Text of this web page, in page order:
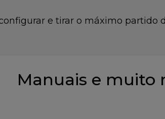
e tirar o máximo partido
Manuais e muito